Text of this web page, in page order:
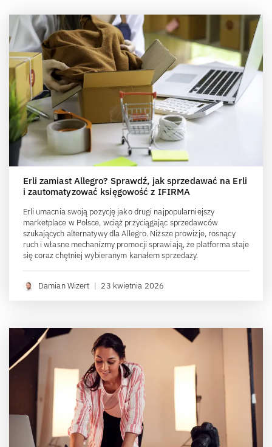
Erli zamiast Allegro? Sprawdź, jak sprzedawać na Erli
i zautomatyzować księgowość z IFIRMA
Erli umacnia swoją pozycję jako drugi najpopularniejszy
marketplace w Polsce, wciąż przyciągając sprzedawców
szukających alternatywy dla Allegro. Niższe prowizje, rosnący
ruch i własne mechanizmy promocji sprawiają, że platforma staje
się coraz chętniej wybieranym kanałem sprzedaży.
Damian Wizert | 23 kwietnia 2026